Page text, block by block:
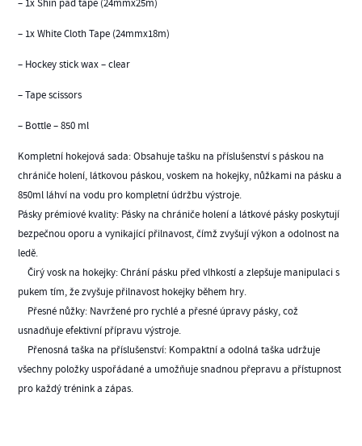
– 1x Shin pad tape (24mmx25m)
– 1x White Cloth Tape (24mmx18m)
– Hockey stick wax – clear
– Tape scissors
– Bottle – 850 ml
Kompletní hokejová sada: Obsahuje tašku na příslušenství s páskou na
chrániče holení, látkovou páskou, voskem na hokejky, nůžkami na pásku a
850ml láhví na vodu pro kompletní údržbu výstroje.
Pásky prémiové kvality: Pásky na chrániče holení a látkové pásky poskytují
bezpečnou oporu a vynikající přilnavost, čímž zvyšují výkon a odolnost na
ledě.
Čirý vosk na hokejky: Chrání pásku před vlhkostí a zlepšuje manipulaci s
pukem tím, že zvyšuje přilnavost hokejky během hry.
Přesné nůžky: Navržené pro rychlé a přesné úpravy pásky, což
usnadňuje efektivní přípravu výstroje.
Přenosná taška na příslušenství: Kompaktní a odolná taška udržuje
všechny položky uspořádané a umožňuje snadnou přepravu a přístupnost
pro každý trénink a zápas.